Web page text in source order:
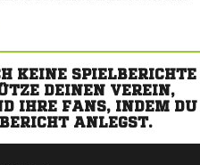
KEINE SPIELBERICHTE
DEINEN VEREIN,
IHRE FANS, INDEM DU
ANLEGST.